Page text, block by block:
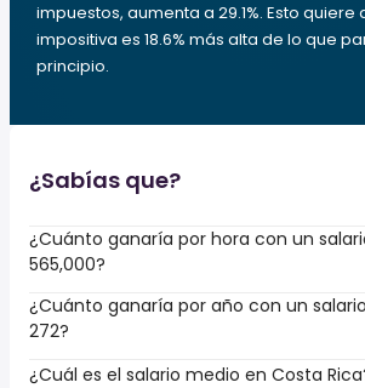
impuestos, aumenta a 29.1%. Esto
impositiva es 18.6% más alta de lo que
principio.
¿Sabías que?
¿Cuánto ganaría por hora con un
565,000?
¿Cuánto ganaría por año con un
272?
¿Cuál es el salario medio en Costa